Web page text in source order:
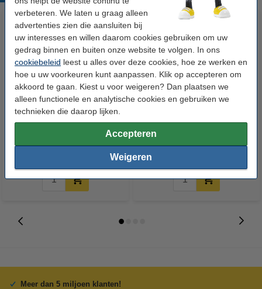
verbeteren. We laten u graag alleen
advertenties zien die aansluiten bij
uw interesses en willen daarom cookies gebruiken om uw
gedrag binnen en buiten onze website te volgen. In ons
cookiebeleid leest u alles over deze cookies, hoe ze werken en
hoe u uw voorkeuren kunt aanpassen. Klik op accepteren om
akkoord te gaan. Kiest u voor weigeren? Dan plaatsen we
alleen functionele en analytische cookies en gebruiken we
technieken die daarop lijken.
Accepteren
Weigeren
Epson T44Q140 inktcartridge
foto zwart (origineel)
€ 139,50 Incl. 21% btw
Epson T44Q440 inktcartridge
€ 139,50 Incl. 21% btw
Meer dan 5 miljoen klanten!